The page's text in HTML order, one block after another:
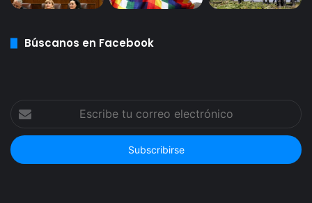
Búscanos en Facebook
Escribe
tu
correo
electrónico